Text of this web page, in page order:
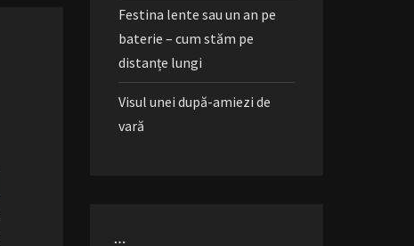
Festina lente sau un an pe
baterie – cum stăm pe
distanțe lungi
Visul unei după-amiezi de
vară
…